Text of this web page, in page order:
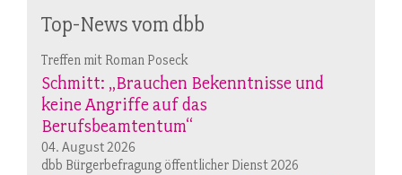
Top-News vom dbb
Treffen mit Roman Poseck
Schmitt: „Brauchen Bekenntnisse und
keine Angriffe auf das
Berufsbeamtentum“
04. August 2026
dbb Bürgerbefragung öffentlicher Dienst 2026